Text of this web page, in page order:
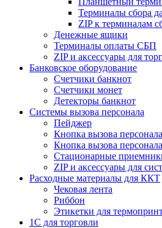
Терминалы сбора
ZIP к терминалам
Денежные ящики
Терминалы оплаты СБП
ZIP и аксессуары для
Банковское оборудование
Счетчики банкнот
Счетчики монет
Детекторы банкнот
Системы вызова персонала
Пейджер
Кнопка вызова персонала
Кнопка вызова
Стационарные
ZIP и аксессуары для
Расходные материалы для ККТ
Чековая лента
Риббон
Этикетки для
1С для торговли